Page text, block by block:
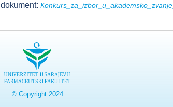
© Copyright 2024